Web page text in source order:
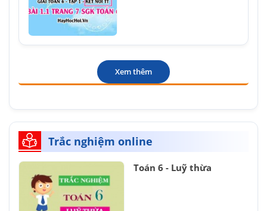
Xem thêm
Trắc nghiệm online
Toán 6 - Luỹ thừa